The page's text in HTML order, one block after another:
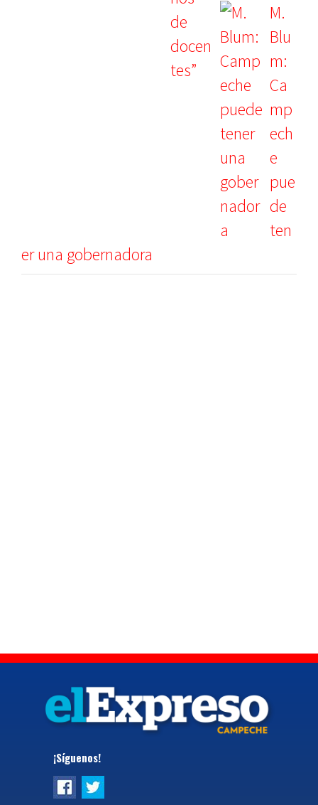
M.
Blu
m:
Ca
mp
ech
e
pue
de
ten
er una gobernadora
¡Síguenos!